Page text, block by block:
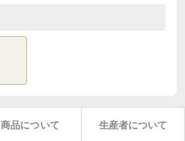
商品について 生産者について